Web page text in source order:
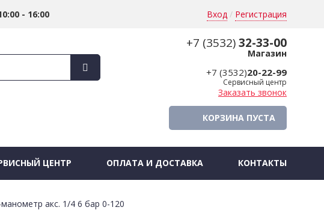
- 16:00 Вход / Регистрация
+7 (3532)32-33-00
Магазин
+7 (3532)20-22-99
Сервисный центр
Заказать звонок
КОРЗИНА ПУСТА
ЦЕНТР ОПЛАТА И ДОСТАВКА КОНТАКТЫ
акс. 1/4 6 бар 0-120